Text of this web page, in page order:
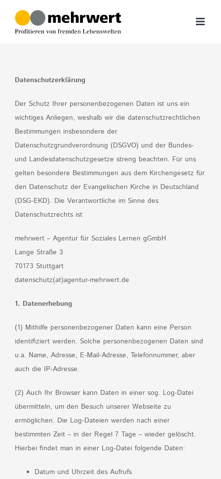
Inhalt
springen
Datenschutzerklärung
Der Schutz Ihrer personenbezogenen Daten ist uns ein
wichtiges Anliegen, weshalb wir die datenschutzrechtlichen
Bestimmungen insbesondere der
Datenschutzgrundverordnung (DSGVO) und der Bundes-
und Landesdatenschutzgesetze streng beachten. Für uns
gelten besondere Bestimmungen aus dem Kirchengesetz für
den Datenschutz der Evangelischen Kirche in Deutschland
(DSG-EKD). Die Verantwortliche im Sinne des
Datenschutzrechts ist
mehrwert – Agentur für Soziales Lernen gGmbH
Lange Straße 3
70173 Stuttgart
datenschutz(at)agentur-mehrwert.de
1. Datenerhebung
(1) Mithilfe personenbezogener Daten kann eine Person
identifiziert werden. Solche personenbezogenen Daten sind
u.a. Name, Adresse, E-Mail-Adresse, Telefonnummer, aber
auch die IP-Adresse.
(2) Auch Ihr Browser kann Daten in einer sog. Log-Datei
übermitteln, um den Besuch unserer Webseite zu
ermöglichen. Die Log-Dateien werden nach einer
bestimmten Zeit – in der Regel 7 Tage – wieder gelöscht.
Hierbei findet man in einer Log-Datei folgende Daten:
Datum und Uhrzeit des Aufrufs